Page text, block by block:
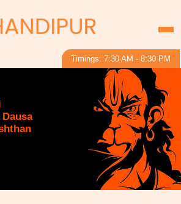
Timings: 7:30 AM - 8:30 PM